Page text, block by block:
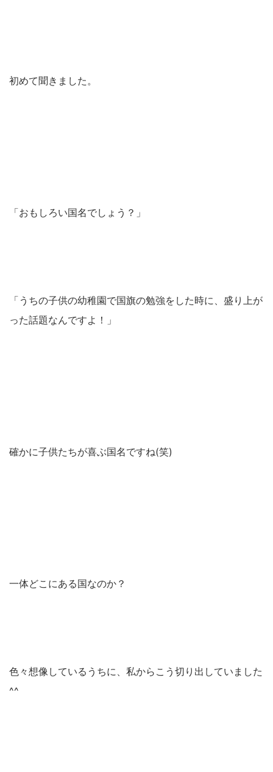
初めて聞きました。
「おもしろい国名でしょう？」
「うちの子供の幼稚園で国旗の勉強をした時に、盛り上が
った話題なんですよ！」
確かに子供たちが喜ぶ国名ですね(笑)
一体どこにある国なのか？
色々想像しているうちに、私からこう切り出していました
^^